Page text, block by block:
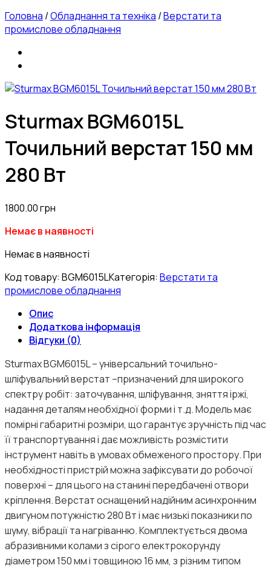
Головна /Обладнання та техніка /Верстати та
промислове обладнання
Sturmax BGM6015L
Точильний верстат 150 мм
280 Вт
1800.00грн
Немає в наявності
Немає в наявності
Код товару: BGM6015LКатегорія: Верстати та
промислове обладнання
Опис
Додаткова інформація
Відгуки (0)
Sturmax BGM6015L – універсальний точильно-
шліфувальний верстат –призначений для широкого
спектру робіт: заточування, шліфування, зняття іржі,
надання деталям необхідної форми і т.д. Модель має
помірні габаритні розміри, що гарантує зручність під час
її транспортування i дає можливість розмістити
інструмент навіть в умовах обмеженого простору. При
необхідності пристрій можна зафіксувати до робочої
поверхні – для цього на станині передбачені отвори
кріплення. Верстат оснащений надійним асинхронним
двигуном потужністю 280 Вт і має низькі показники по
шуму, вібрації та нагріванню. Комплектується двома
абразивними колами з сірого електрокорунду
діаметром 150 мм і товщиною 16 мм, з різним типом